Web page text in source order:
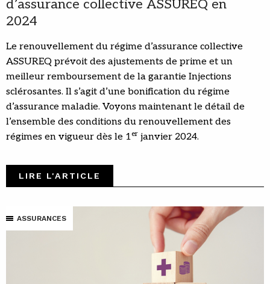
d’assurance collective ASSUREQ en
2024
Le renouvellement du régime d’assurance collective
ASSUREQ prévoit des ajustements de prime et un
meilleur remboursement de la garantie Injections
sclérosantes. Il s’agit d’une bonification du régime
d’assurance maladie. Voyons maintenant le détail de
l’ensemble des conditions du renouvellement des
régimes en vigueur dès le 1er janvier 2024.
LIRE L'ARTICLE
ASSURANCES